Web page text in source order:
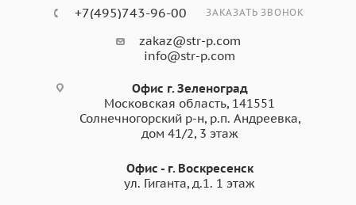
+7(495)743-96-00 ЗАКАЗАТЬ ЗВОНОК
zakaz@str-p.com
info@str-p.com
Офис г. Зеленоград
Московская область, 141551
Солнечногорский р-н, р.п. Андреевка,
дом 41/2, 3 этаж
Офис - г. Воскресенск
ул. Гиганта, д.1. 1 этаж